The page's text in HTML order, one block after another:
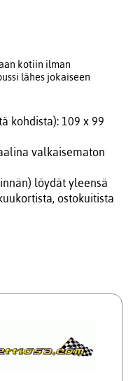
kotiin ilman
lähes jokaiseen
kohdista): 109 x 99
valkaisematon
löydät yleensä
ostokuitista